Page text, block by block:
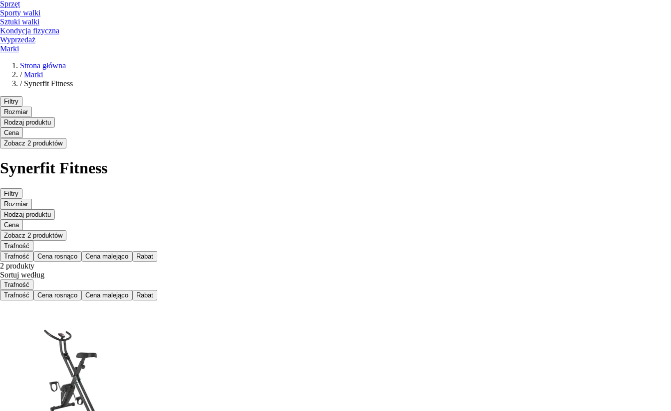
Sprzęt
Sporty walki
Sztuki walki
Kondycja fizyczna
Wyprzedaż
Marki
Strona główna
/ Marki
/ Synerfit Fitness
Filtry
Rozmiar
Rodzaj produktu
Cena
Zobacz 2 produktów
Synerfit Fitness
Filtry
Rozmiar
Rodzaj produktu
Cena
Zobacz 2 produktów
Trafność
Trafność
Cena rosnąco Cena malejąco Rabat
2 produkty
Sortuj według
Trafność
Trafność
Cena rosnąco Cena malejąco Rabat